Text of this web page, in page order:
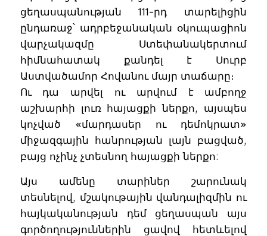
ցեղասպանության 111-րդ տարելիցին
ընդառաջ՝ ադրբեջանական օկուպացիոն
վարչակազմը Ստեփանակերտում
հիմնահատակ քանդել է Սուրբ
Աստվածամոր Հովանու մայր տաճարը։
Ու դա արվել ու արվում է ամբողջ
աշխարհի լուռ հայացքի ներքո, այսպես
կոչված «մարդասեր ու դեմոկրատ»
միջազգային հանրության լայն բացված,
բայց ոչինչ չտեսնող հայացքի ներքո:
Այս ամենը տարիներ շարունակ
տեսնելով, մշակութային վանդալիզմին ու
հայկականության դեմ ցեղասպան այս
գործողություններին ցավով հետևելով